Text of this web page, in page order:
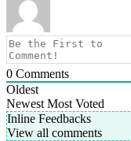
0 Comments
Oldest
Newest Most Voted
Inline Feedbacks
View all comments